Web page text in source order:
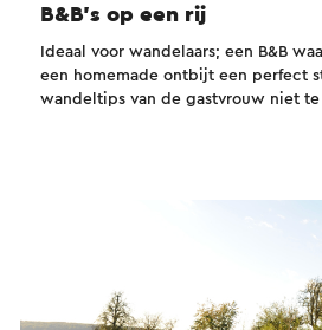
B&B’s op een rij
Ideaal voor wandelaars; een B&B
een homemade ontbijt een perfect
wandeltips van de gastvrouw niet